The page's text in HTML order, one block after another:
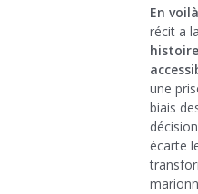
En
récit a
une
biais
écarte